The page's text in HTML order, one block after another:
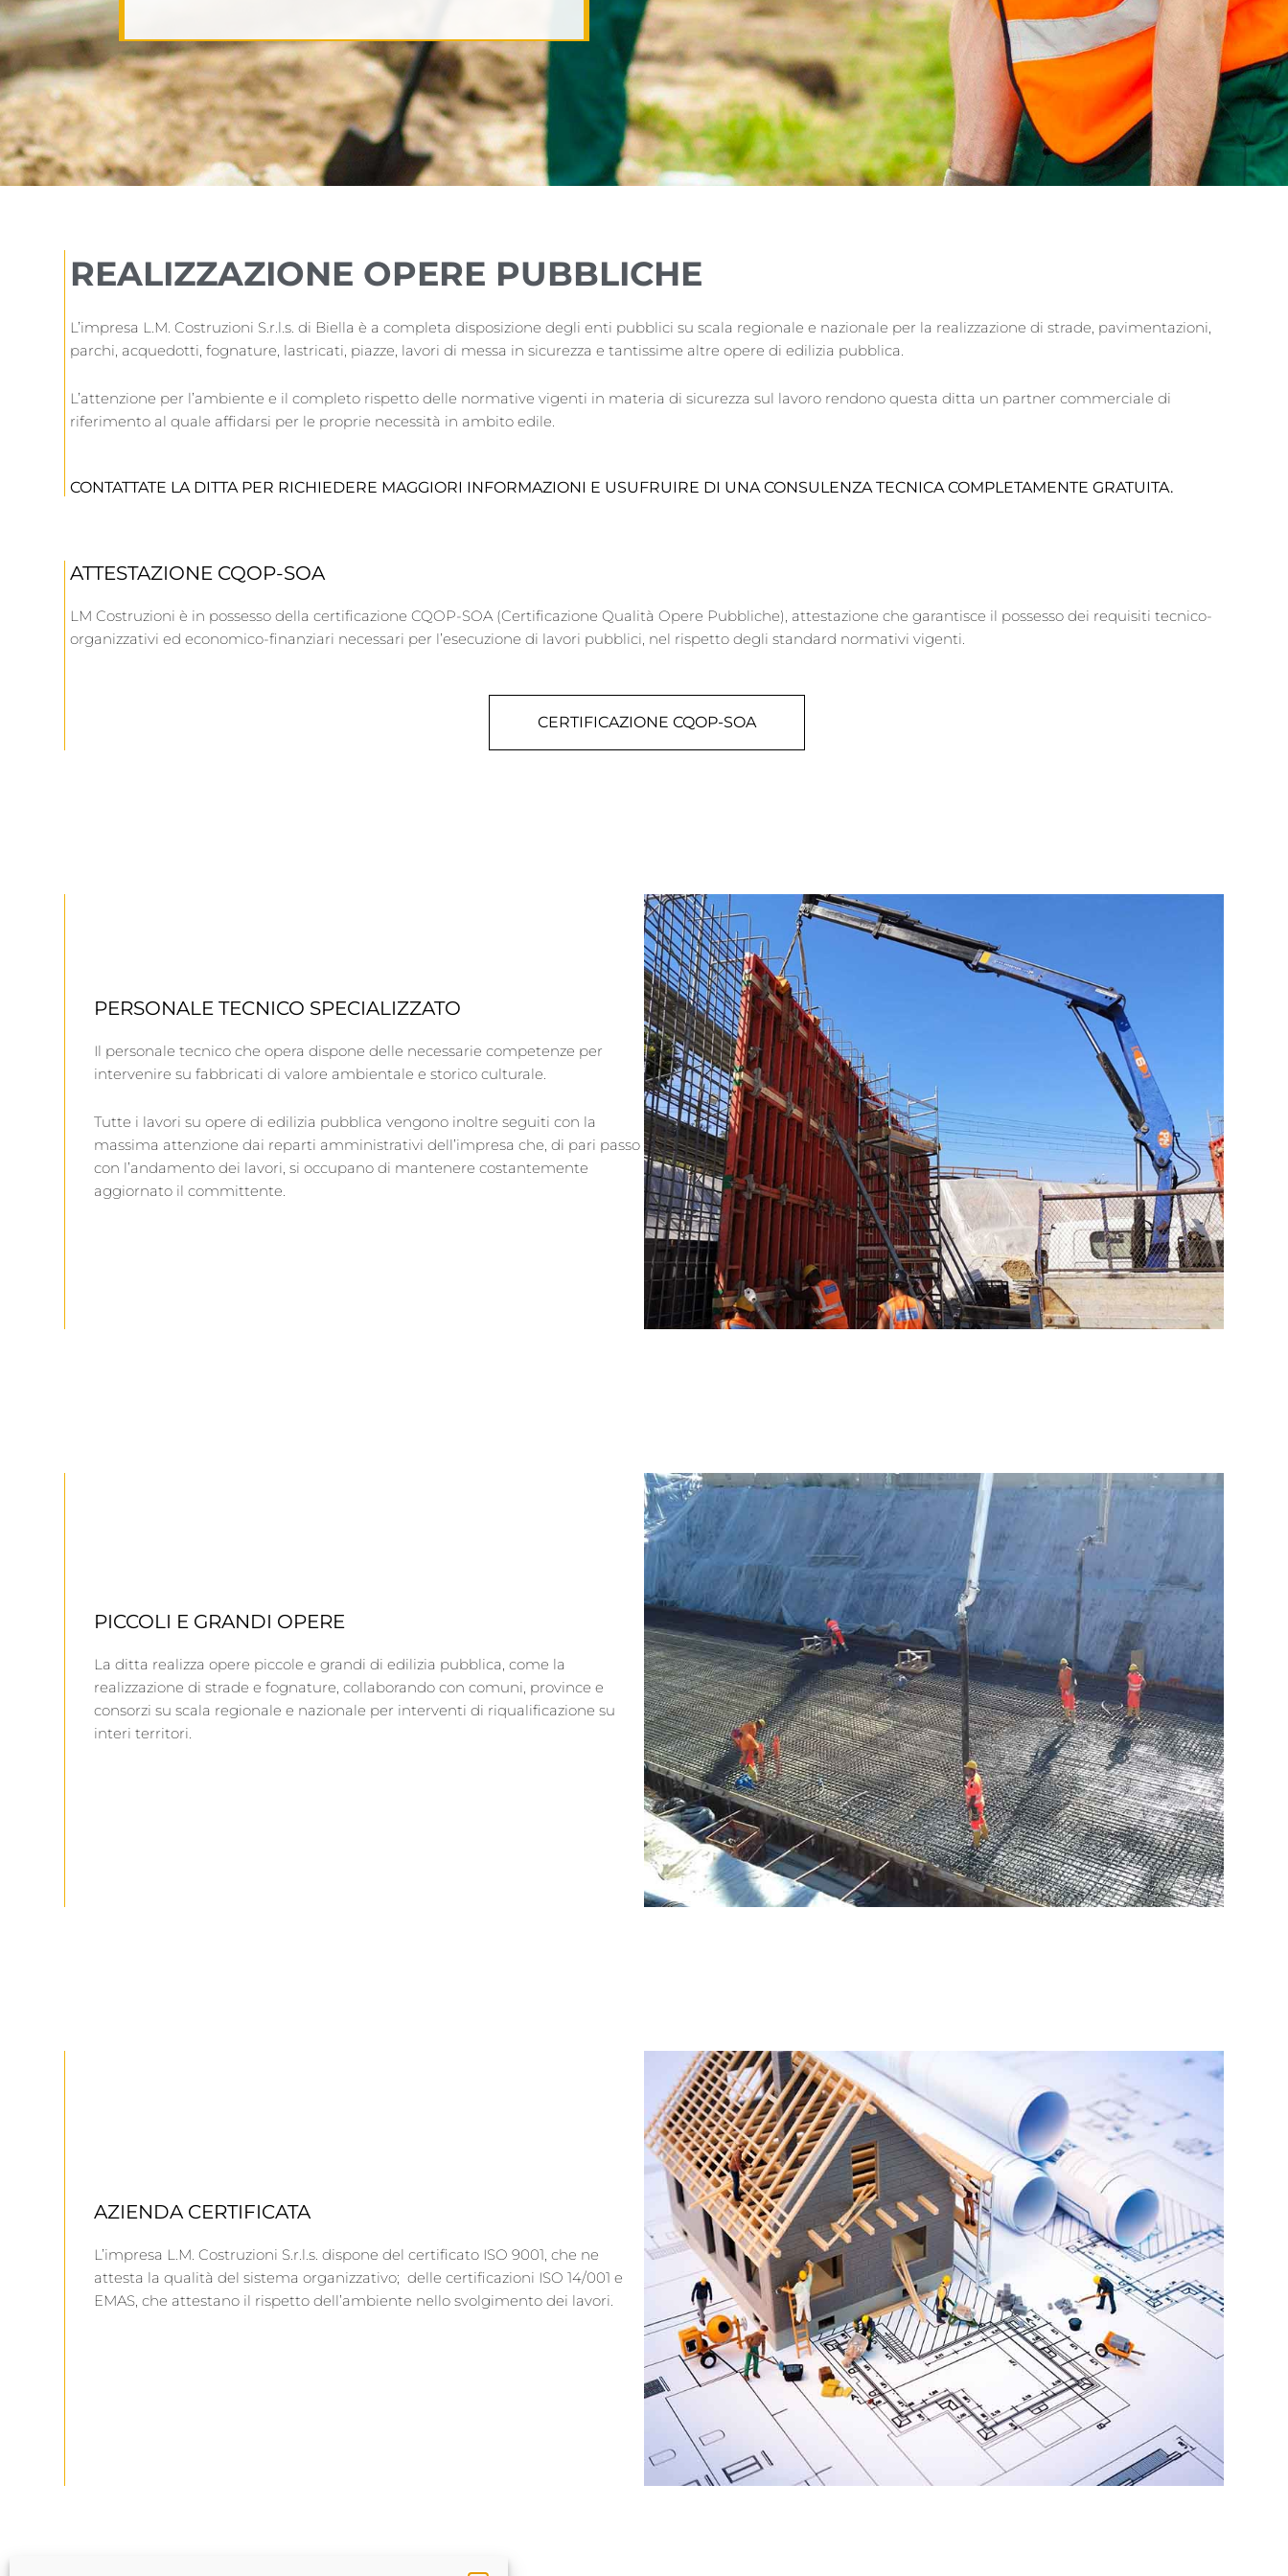
REALIZZAZIONE OPERE PUBBLICHE
L’impresa L.M. Costruzioni S.r.l.s. di Biella è a completa disposizione degli enti pubblici su scala regionale e nazionale per la realizzazione di strade, pavimentazioni,
parchi, acquedotti, fognature, lastricati, piazze, lavori di messa in sicurezza e tantissime altre opere di edilizia pubblica.
L’attenzione per l’ambiente e il completo rispetto delle normative vigenti in materia di sicurezza sul lavoro rendono questa ditta un partner commerciale di
riferimento al quale affidarsi per le proprie necessità in ambito edile.
CONTATTATE LA DITTA PER RICHIEDERE MAGGIORI INFORMAZIONI E USUFRUIRE DI UNA CONSULENZA TECNICA COMPLETAMENTE GRATUITA.
ATTESTAZIONE CQOP-SOA
LM Costruzioni è in possesso della certificazione CQOP-SOA (Certificazione Qualità Opere Pubbliche), attestazione che garantisce il possesso dei requisiti tecnico-
organizzativi ed economico-finanziari necessari per l’esecuzione di lavori pubblici, nel rispetto degli standard normativi vigenti.
CERTIFICAZIONE CQOP-SOA
PERSONALE TECNICO SPECIALIZZATO
Il personale tecnico che opera dispone delle necessarie competenze per
intervenire su fabbricati di valore ambientale e storico culturale.
Tutte i lavori su opere di edilizia pubblica vengono inoltre seguiti con la
massima attenzione dai reparti amministrativi dell’impresa che, di pari passo
con l’andamento dei lavori, si occupano di mantenere costantemente
aggiornato il committente.
PICCOLI E GRANDI OPERE
La ditta realizza opere piccole e grandi di edilizia pubblica, come la
realizzazione di strade e fognature, collaborando con comuni, province e
consorzi su scala regionale e nazionale per interventi di riqualificazione su
interi territori.
AZIENDA CERTIFICATA
L’impresa L.M. Costruzioni S.r.l.s. dispone del certificato ISO 9001, che ne
attesta la qualità del sistema organizzativo; delle certificazioni ISO 14/001 e
EMAS, che attestano il rispetto dell’ambiente nello svolgimento dei lavori.